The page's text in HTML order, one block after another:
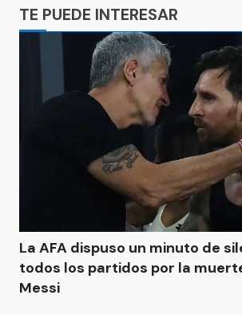
TE PUEDE INTERESAR
La AFA dispuso un minuto de
todos los partidos por la
Messi